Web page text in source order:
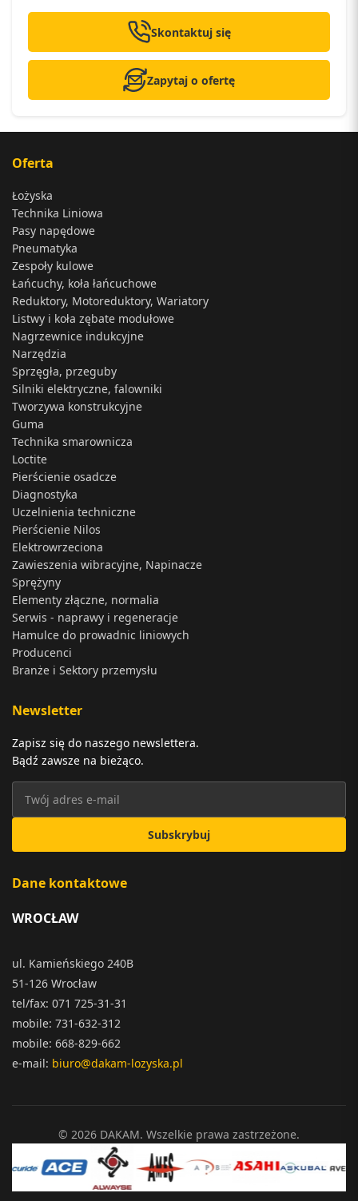
Skontaktuj się
Zapytaj o ofertę
Oferta
Łożyska
Technika Liniowa
Pasy napędowe
Pneumatyka
Zespoły kulowe
Łańcuchy, koła łańcuchowe
Reduktory, Motoreduktory, Wariatory
Listwy i koła zębate modułowe
Nagrzewnice indukcyjne
Narzędzia
Sprzęgła, przeguby
Silniki elektryczne, falowniki
Tworzywa konstrukcyjne
Guma
Technika smarownicza
Loctite
Pierścienie osadcze
Diagnostyka
Uczelnienia techniczne
Pierścienie Nilos
Elektrowrzeciona
Zawieszenia wibracyjne, Napinacze
Sprężyny
Elementy złączne, normalia
Serwis - naprawy i regeneracje
Hamulce do prowadnic liniowych
Producenci
Branże i Sektory przemysłu
Newsletter
Zapisz się do naszego newslettera.
Bądź zawsze na bieżąco.
Subskrybuj
Dane kontaktowe
WROCŁAW
ul. Kamieńskiego 240B
51-126 Wrocław
tel/fax: 071 725-31-31
mobile: 731-632-312
mobile: 668-829-662
e-mail: biuro@dakam-lozyska.pl
© 2026 DAKAM. Wszelkie prawa zastrzeżone.